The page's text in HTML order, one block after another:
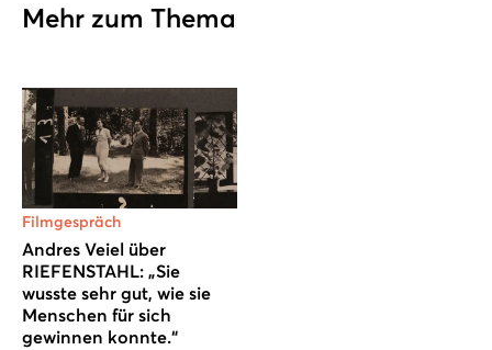
Mehr zum Thema
Filmgespräch
Andres Veiel über
RIEFENSTAHL: „Sie
wusste sehr gut, wie sie
Menschen für sich
gewinnen konnte.“